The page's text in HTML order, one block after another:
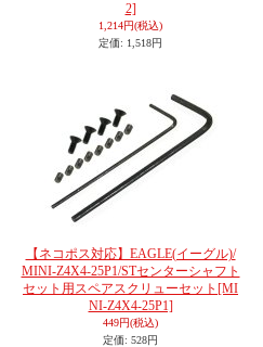
2]
1,214円(税込)
定価: 1,518円
【ネコポス対応】EAGLE(イーグル)/
MINI-Z4X4-25P1/STセンターシャフト
セット用スペアスクリューセット [MI
NI-Z4X4-25P1]
449円(税込)
定価: 528円